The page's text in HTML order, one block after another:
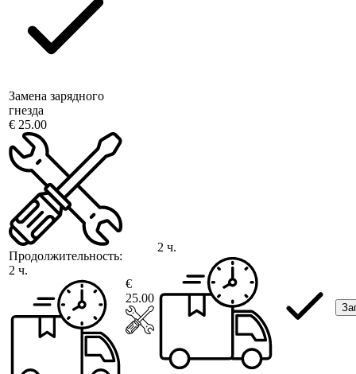
Замена зарядного
гнезда
€ 25.00
Продолжительность:
2 ч.
€
25.00
2 ч.